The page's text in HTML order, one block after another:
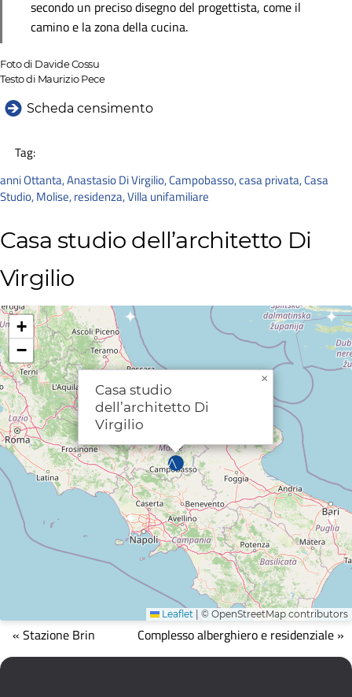
secondo un preciso disegno del progettista, come il
camino e la zona della cucina.
Foto di Davide Cossu
Testo di Maurizio Pece
Scheda censimento
Tag:
anni Ottanta,Anastasio Di Virgilio,Campobasso,casa privata,Casa
Studio,Molise,residenza,Villa unifamiliare
Casa studio dell’architetto Di
Virgilio
Casa studio
dell’architetto Di
Virgilio
×
+
−
Leaflet | © OpenStreetMap contributors
Mappa
mostra
« Stazione Brin Complesso alberghiero e residenziale »